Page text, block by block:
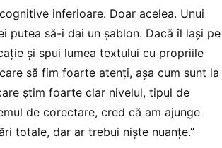
inferioare. Doar acelea. Unui
putea să-i dai un șablon. Dacă îl lași pe
și spui lumea textului cu propriile
să fim foarte atenți, așa cum sunt la
știm foarte clar nivelul, tipul de
de corectare, cred că am ajunge
totale, dar ar trebui niște nuanțe.”